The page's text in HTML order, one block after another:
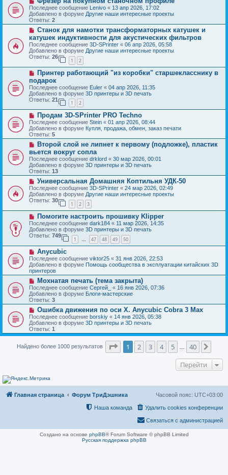
е
н
и
е
о
о
б
щ
е
н
и
е
о
в
о
е
с
о
о
б
щ
е
н
е
Последнее сообщение Lenivo « 13 апр 2026, 17:02
Добавлено в форуме Другие наши интересные проекты
Ответы: 2
Н
в
о
е
с
о
щ
е
н
и
е
Станок для намотки трансформаторных катушек и
катушек индуктивности для акустических фильтров
Последнее сообщение 3D-SPrinter « 06 апр 2026, 05:58
Добавлено в форуме Другие наши интересные проекты
Ответы: 26
1 2
Н
в
о
е
с
о
о
б
щ
е
н
е
Принтер работающий "из коробки" старшекласснику в
подарок
Последнее сообщение Euler « 04 апр 2026, 11:35
Добавлено в форуме 3D принтеры и 3D печать
Ответы: 21
1 2
Н
о
в
о
е
о
о
б
щ
е
н
и
е
Продам 3D-SPrinter PRO Techno
Последнее сообщение Stein « 01 апр 2026, 08:44
Добавлено в форуме Купля, продажа, обмен, заказ печати
Ответы: 5
Н
в
о
е
с
о
о
б
щ
н
е
Второй слой не липнет к первому (подложке), пластик
вьется вокруг сопла
Последнее сообщение drklord « 30 мар 2026, 00:01
Добавлено в форуме 3D принтеры и 3D печать
Ответы: 13
Н
о
в
о
с
о
б
щ
н
и
е
Универсальная Домашняя Коптильня УДК-50
Последнее сообщение 3D-SPrinter « 24 мар 2026, 02:49
Добавлено в форуме Другие наши интересные проекты
Ответы: 30
1 2 3
Н
о
в
о
е
с
о
о
б
щ
е
н
и
е
Помогите настроить прошивку Klipper
Последнее сообщение dark184 « 11 мар 2026, 14:35
Добавлено в форуме 3D принтеры и 3D печать
Ответы: 749
1 … 47 48 49 50
Н
о
в
о
е
о
о
б
щ
е
н
и
е
Anycubic
Последнее сообщение viktor25 « 31 янв 2026, 22:53
Добавлено в форуме Помощь сообщества в эксплуатации китайских 3D
принтеров
Н
о
в
о
е
с
о
о
б
щ
н
Мохнатая печать (тема закрыта)
Последнее сообщение Сергей_ « 16 янв 2026, 07:36
Добавлено в форуме Блоги-мастерские
Ответы: 3
Н
о
в
о
е
о
и
Ошибка движения по оси Х. Anycubic Cobra 3 Max
Последнее сообщение borskiy « 14 янв 2026, 05:38
Добавлено в форуме 3D принтеры и 3D печать
Ответы: 1
Найдено более 1000 результатов Страница1 из
1 2 3 4 5 40
Перейти
Главная страница Форум ТриДэшника Часовой пояс: UTC+03:00
Удалить cookies конференции
Наша команда
Связаться с администрацией
Создано на основе phpBB® Forum Software © phpBB Limited
Русская поддержка phpBB